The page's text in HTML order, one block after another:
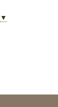
▼